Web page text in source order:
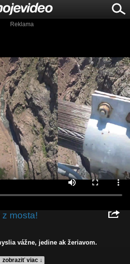
Reklama
mosta!
zobraziť viac ↓
vážne, jedine ak žeriavom.